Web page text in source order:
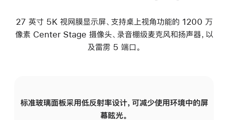
27 英寸 5K 视网膜显示屏、支持桌上视角功能的 1200 万
像素 Center Stage 摄像头、录音棚级麦克风和扬声器，以
及雷雳 5 端口。
标准玻璃面板采用低反射率设计，可减少使用环境中的屏
幕眩光。